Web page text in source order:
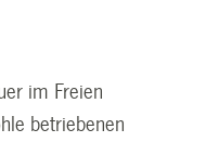
im Freien
betriebenen